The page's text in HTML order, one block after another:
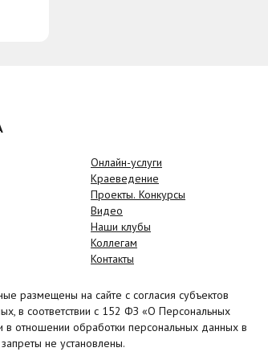
Онлайн-услуги
Краеведение
Проекты. Конкурсы
Видео
Наши клубы
Коллегам
Контакты
размещены на сайте с согласия субъектов
в соответствии с 152 ФЗ «О Персональных
в отношении обработки персональных данных в
не установлены.